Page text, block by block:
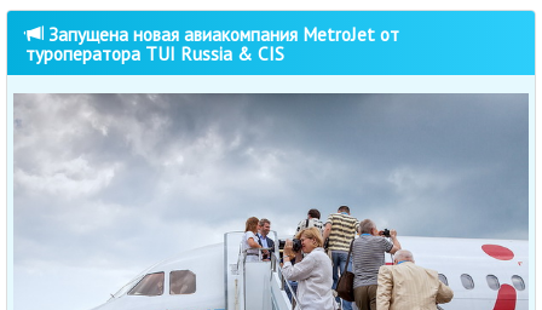
Запущена новая авиакомпания MetroJet от
туроператора TUI Russia & CIS